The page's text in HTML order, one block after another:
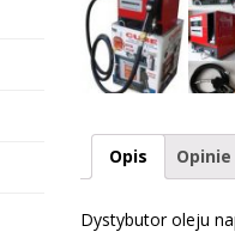
Opis Opinie
Dystybutor oleju